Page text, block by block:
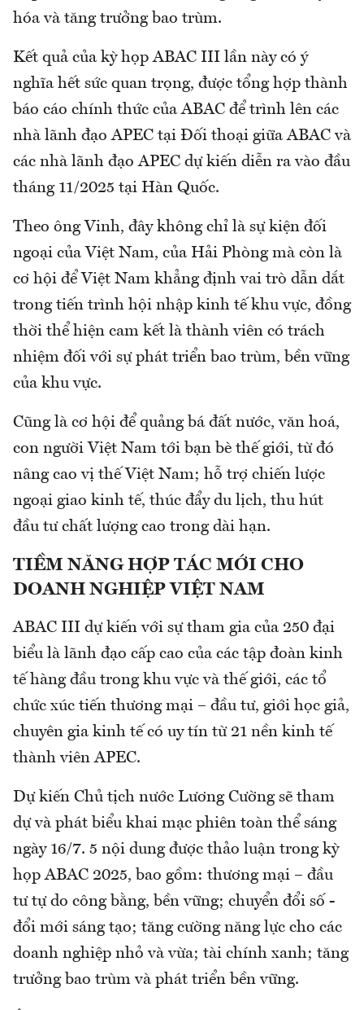
hóa và tăng trưởng bao trùm.
Kết quả của kỳ họp ABAC III lần này có ý
nghĩa hết sức quan trọng, được tổng hợp thành
báo cáo chính thức của ABAC để trình lên các
nhà lãnh đạo APEC tại Đối thoại giữa ABAC và
các nhà lãnh đạo APEC dự kiến diễn ra vào đầu
tháng 11/2025 tại Hàn Quốc.
Theo ông Vinh, đây không chỉ là sự kiện đối
ngoại của Việt Nam, của Hải Phòng mà còn là
cơ hội để Việt Nam khẳng định vai trò dẫn dắt
trong tiến trình hội nhập kinh tế khu vực, đồng
thời thể hiện cam kết là thành viên có trách
nhiệm đối với sự phát triển bao trùm, bền vững
của khu vực.
Cũng là cơ hội để quảng bá đất nước, văn hoá,
con người Việt Nam tới bạn bè thế giới, từ đó
nâng cao vị thế Việt Nam; hỗ trợ chiến lược
ngoại giao kinh tế, thúc đẩy du lịch, thu hút
đầu tư chất lượng cao trong dài hạn.
TIỀM NĂNG HỢP TÁC MỚI CHO
DOANH NGHIỆP VIỆT NAM
ABAC III dự kiến với sự tham gia của 250 đại
biểu là lãnh đạo cấp cao của các tập đoàn kinh
tế hàng đầu trong khu vực và thế giới, các tổ
chức xúc tiến thương mại – đầu tư, giới học giả,
chuyên gia kinh tế có uy tín từ 21 nền kinh tế
thành viên APEC.
Dự kiến Chủ tịch nước Lương Cường sẽ tham
dự và phát biểu khai mạc phiên toàn thể sáng
ngày 16/7. 5 nội dung được thảo luận trong kỳ
họp ABAC 2025, bao gồm: thương mại – đầu
tư tự do công bằng, bền vững; chuyển đổi số -
đổi mới sáng tạo; tăng cường năng lực cho các
doanh nghiệp nhỏ và vừa; tài chính xanh; tăng
trưởng bao trùm và phát triển bền vững.